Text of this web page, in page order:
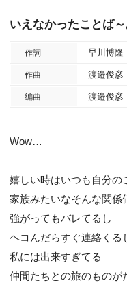
いえなかったことば
作詞 早川博隆
作曲 渡邉俊彦
編曲 渡邉俊彦
Wow…
嬉しい時はいつも自分の
家族みたいなそんな関係
強がってもバレてるし
ヘコんだらすぐ連絡くる
私には出来すぎてる
仲間たちとの旅のものが